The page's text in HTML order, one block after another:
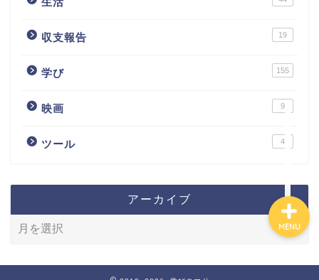
収支報告 19
学び 155
映画 9
ツール 4
アーカイブ
MENU